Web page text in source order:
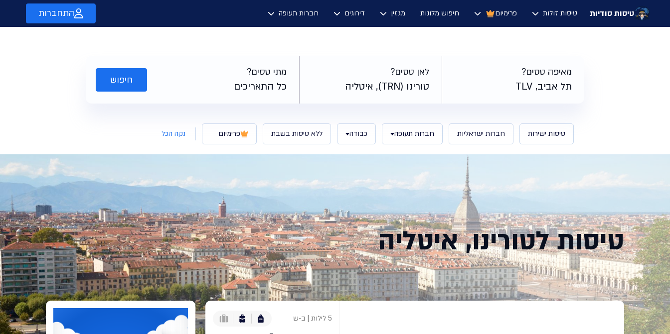
טיסות סודיות טיסות זולות פרימיום חיפוש מלונות מגזין דירוגים חברות תעופה התחברות
מאיפה טסים?
תל אביב, TLV
לאן טסים?
טורינו (TRN), איטליה
מתי טסים?
כל התאריכים
חיפוש
טיסות ישירות חברות ישראליות חברות תעופה כבודה ללא טיסות בשבת פרימיום נקה הכל
טיסות לטורינו, איטליה
5 לילות | ב-ש